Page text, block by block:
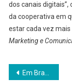
dos canais
da cooperativa em
estar cada vez
Marketing e
Em Brasília, governador Eduardo Leite reforça defesa do refinanciamento das dívidas de produtores rurais